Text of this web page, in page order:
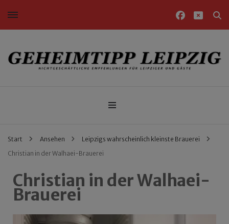
Nichtgeschäftliche Empfehlungen für Leipziger und Gäste
Start Ansehen
Leipzigs wahrscheinlich kleinste Brauerei
Christian in der Walhaei-Brauerei
Christian in der Walhaei-
Brauerei